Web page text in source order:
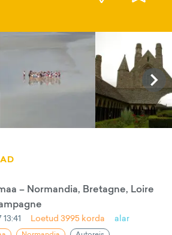
– Normandia, Bretagne, Loire
Loetud 3995 korda alar